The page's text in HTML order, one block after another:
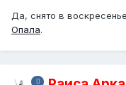
Да, снято в
Опала.